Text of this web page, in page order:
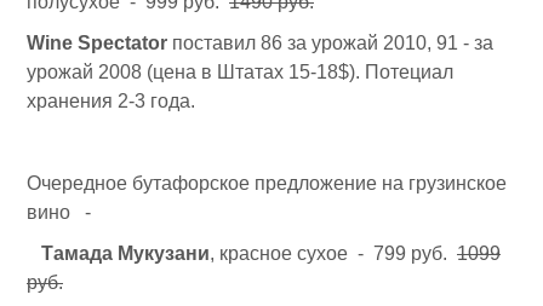
Wine Spectator поставил 86 за урожай 2010, 91 - за
урожай 2008 (цена в Штатах 15-18$). Потециал
хранения 2-3 года.
Очередное бутафорское предложение на грузинское
вино -
Тамада Мукузани, красное сухое - 799 руб. 1099
руб.